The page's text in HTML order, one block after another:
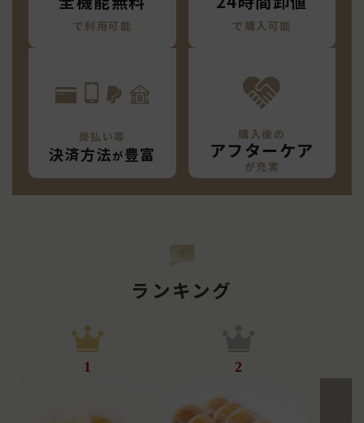
で利用可能 で購入可能
掛払い等
決済方法が豊富
購入後の
アフターケア
が充実
ランキング
1 2